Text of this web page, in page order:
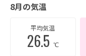
8月の気温
平均気温
26.5 ℃